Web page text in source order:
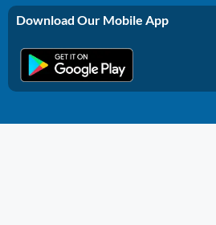
Download Our Mobile App